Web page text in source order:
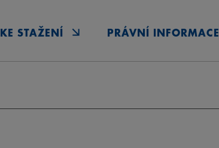
KE STAŽENÍ PRÁVNÍ INFORMACE